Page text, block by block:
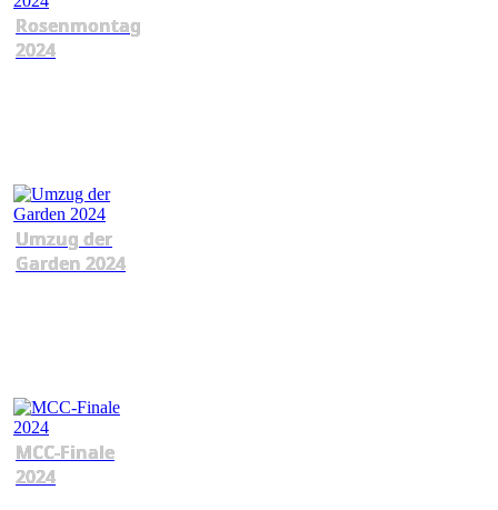
Rosenmontag
2024
Umzug der
Garden 2024
MCC-Finale
2024